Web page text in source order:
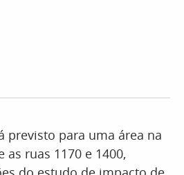
previsto para uma área na
ruas 1170 e 1400,